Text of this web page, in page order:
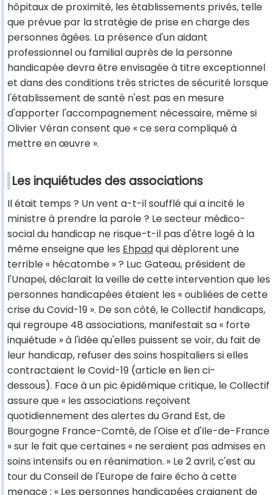
hôpitaux de proximité, les établissements privés, telle
que prévue par la stratégie de prise en charge des
personnes âgées. La présence d'un aidant
professionnel ou familial auprès de la personne
handicapée devra être envisagée à titre exceptionnel
et dans des conditions très strictes de sécurité lorsque
l'établissement de santé n'est pas en mesure
d'apporter l'accompagnement nécessaire, même si
Olivier Véran consent que « ce sera compliqué à
mettre en œuvre ».
Les inquiétudes des associations
Il était temps ? Un vent a-t-il soufflé qui a incité le
ministre à prendre la parole ? Le secteur médico-
social du handicap ne risque-t-il pas d'être logé à la
même enseigne que les Ehpadqui déplorent une
terrible « hécatombe » ? Luc Gateau, président de
l'Unapei, déclarait la veille de cette intervention que les
personnes handicapées étaient les « oubliées de cette
crise du Covid-19 ». De son côté, le Collectif handicaps,
qui regroupe 48 associations, manifestait sa « forte
inquiétude » à l'idée qu'elles puissent se voir, du fait de
leur handicap, refuser des soins hospitaliers si elles
contractaient le Covid-19 (article en lien ci-
dessous). Face à un pic épidémique critique, le Collectif
assure que « les associations reçoivent
quotidiennement des alertes du Grand Est, de
Bourgogne France-Comté, de l'Oise et d'Ile-de-France
» sur le fait que certaines « ne seraient pas admises en
soins intensifs ou en réanimation. » Le 2 avril, c'est au
tour du Conseil de l'Europe de faire écho à cette
menace : « Les personnes handicapées craignent de